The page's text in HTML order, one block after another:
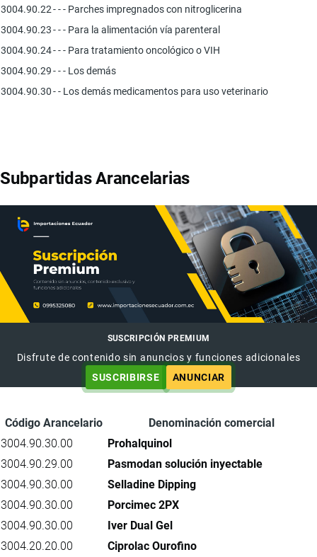
3004.90.22- - - Parches impregnados con nitroglicerina
3004.90.23- - - Para la alimentación vía parenteral
3004.90.24- - - Para tratamiento oncológico o VIH
3004.90.29- - - Los demás
3004.90.30- - Los demás medicamentos para uso veterinario
Subpartidas Arancelarias
SUSCRIPCIÓN PREMIUM
Disfrute de contenido sin anuncios y funciones adicionales
SUSCRIBIRSE
ANUNCIAR
Código Arancelario
Denominación comercial
3004.90.30.00
Prohalquinol
3004.90.29.00
Pasmodan solución inyectable
3004.90.30.00
Selladine Dipping
3004.90.30.00
Porcimec 2PX
3004.90.30.00
Iver Dual Gel
3004.20.20.00
Ciprolac Ourofino